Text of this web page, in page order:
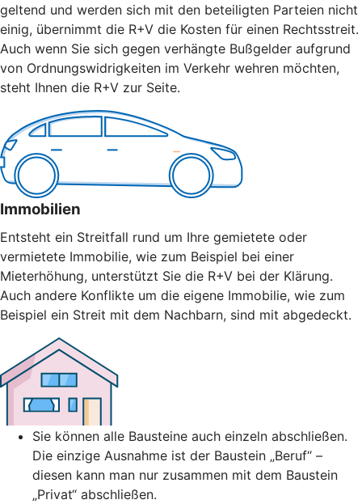
geltend und werden sich mit den beteiligten Parteien nicht
einig, übernimmt die R+V die Kosten für einen Rechtsstreit.
Auch wenn Sie sich gegen verhängte Bußgelder aufgrund
von Ordnungswidrigkeiten im Verkehr wehren möchten,
steht Ihnen die R+V zur Seite.
Immobilien
Entsteht ein Streitfall rund um Ihre gemietete oder
vermietete Immobilie, wie zum Beispiel bei einer
Mieterhöhung, unterstützt Sie die R+V bei der Klärung.
Auch andere Konflikte um die eigene Immobilie, wie zum
Beispiel ein Streit mit dem Nachbarn, sind mit abgedeckt.
Sie können alle Bausteine auch einzeln abschließen.
Die einzige Ausnahme ist der Baustein „Beruf“ –
diesen kann man nur zusammen mit dem Baustein
„Privat“ abschließen.